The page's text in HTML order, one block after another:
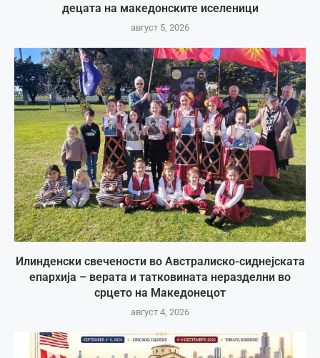
децата на македонските иселеници
август 5, 2026
Илинденски свечености во Австралиско-сиднејската
епархија – верата и татковината неразделни во
срцето на Македонецот
август 4, 2026